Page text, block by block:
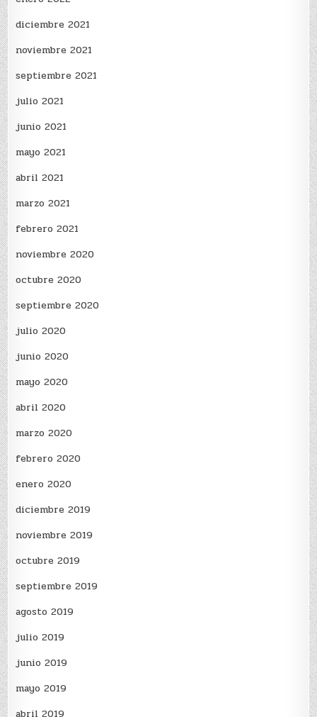
diciembre 2021
noviembre 2021
septiembre 2021
julio 2021
junio 2021
mayo 2021
abril 2021
marzo 2021
febrero 2021
noviembre 2020
octubre 2020
septiembre 2020
julio 2020
junio 2020
mayo 2020
abril 2020
marzo 2020
febrero 2020
enero 2020
diciembre 2019
noviembre 2019
octubre 2019
septiembre 2019
agosto 2019
julio 2019
junio 2019
mayo 2019
abril 2019